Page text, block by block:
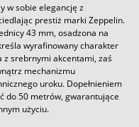
w sobie elegancję z
prestiż marki Zeppelin.
43 mm, osadzona na
wyrafinowany charakter
z srebrnymi akcentami, zaś
mechanizmu
uroku. Dopełnieniem
do 50 metrów, gwarantujące
użyciu.